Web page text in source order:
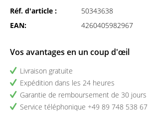
Réf. d'article :
50343638
EAN:
4260405982967
Vos avantages en un coup d'œil
Livraison gratuite
Expédition dans les 24 heures
Garantie de remboursement de 30 jours
Service téléphonique +49 89 748 538 67